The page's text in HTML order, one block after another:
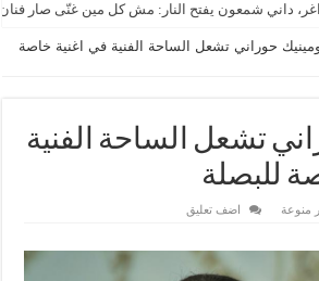
داني شمعون يفتح النار: مش كل مين غنّى صار
حوراني تشعل الساحة الفنية في اغنية خاصة
تشعل الساحة الفنية
للبصلة
منوعة اضف تعليق